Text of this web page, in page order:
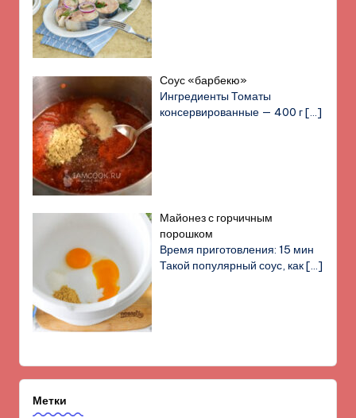
Соус «барбекю»
Ингредиенты Томаты
консервированные — 400 г[…]
Майонез с горчичным
порошком
Время приготовления: 15 мин
Такой популярный соус, как[…]
Метки